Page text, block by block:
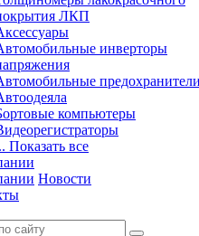
ЛКП
инверторы
компьютеры
Показать все
Новости